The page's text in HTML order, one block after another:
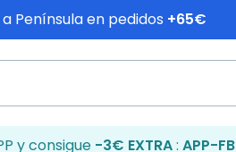
a Península en pedidos +65€
y consigue -3€ EXTRA: APP-FB